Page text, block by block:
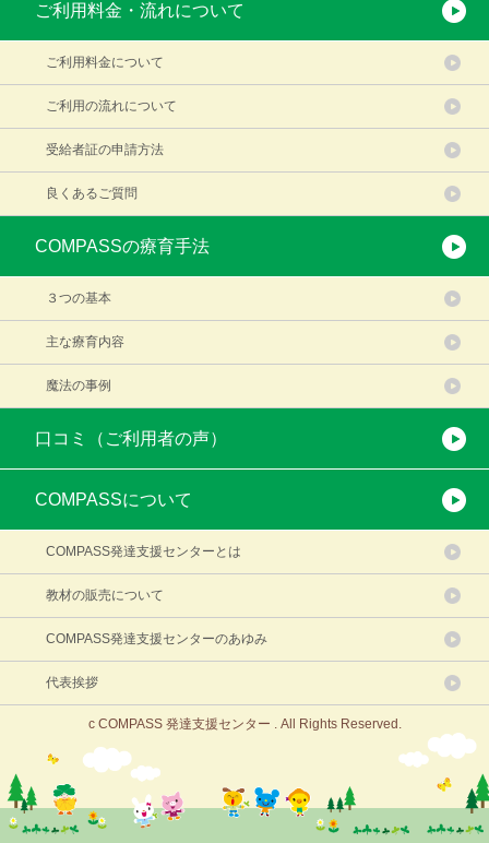
ご利用料金・流れについて
ご利用料金について
ご利用の流れについて
受給者証の申請方法
良くあるご質問
COMPASSの療育手法
３つの基本
主な療育内容
魔法の事例
口コミ（ご利用者の声）
COMPASSについて
COMPASS発達支援センターとは
教材の販売について
COMPASS発達支援センターのあゆみ
代表挨拶
c COMPASS 発達支援センター . All Rights Reserved.